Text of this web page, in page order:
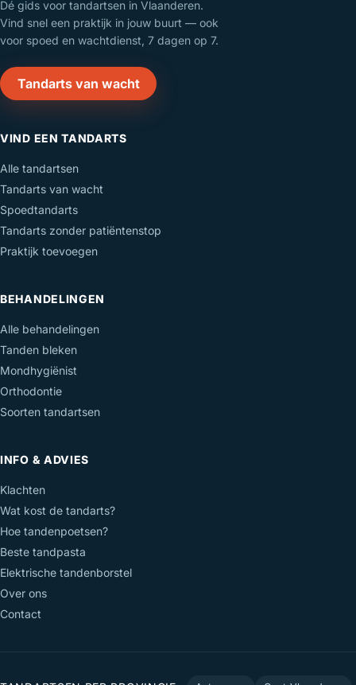
Dé gids voor tandartsen in Vlaanderen.
Vind snel een praktijk in jouw buurt — ook
voor spoed en wachtdienst, 7 dagen op 7.
Tandarts van wacht
VIND EEN TANDARTS
Alle tandartsen
Tandarts van wacht
Spoedtandarts
Tandarts zonder patiëntenstop
Praktijk toevoegen
BEHANDELINGEN
Alle behandelingen
Tanden bleken
Mondhygiënist
Orthodontie
Soorten tandartsen
INFO & ADVIES
Klachten
Wat kost de tandarts?
Hoe tandenpoetsen?
Beste tandpasta
Elektrische tandenborstel
Over ons
Contact